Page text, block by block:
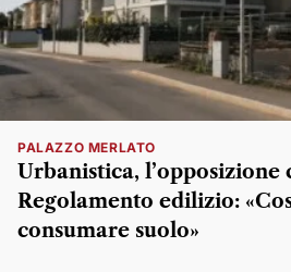
PALAZZO MERLATO
Urbanistica,
Regolamento edilizio:
consumare suolo»